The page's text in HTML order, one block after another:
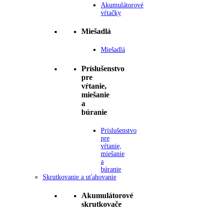
Akumulátorové
vŕtačky
Miešadlá
Miešadlá
Príslušenstvo
pre
vŕtanie,
miešanie
a
búranie
Príslušenstvo
pre
vŕtanie,
miešanie
a
búranie
Skrutkovanie a uťahovanie
Akumulátorové
skrutkovače